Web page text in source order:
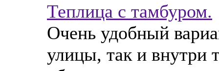
Теплица с тамбуром.
Очень удобный
улицы, так и внутри